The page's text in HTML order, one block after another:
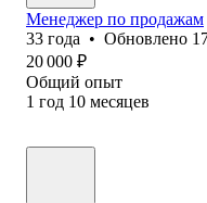
Менеджер по продажам
33 года • Обновлено
20 000 ₽
Общий опыт
1 год 10 месяцев